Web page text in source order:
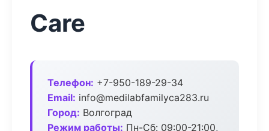
Care
Телефон: +7-950-189-29-34
Email: info@medilabfamilyca283.ru
Город: Волгоград
Режим работы: Пн-Сб: 09:00-21:00,